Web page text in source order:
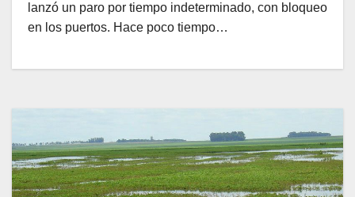
lanzó un paro por tiempo indeterminado, con bloqueo
en los puertos. Hace poco tiempo…